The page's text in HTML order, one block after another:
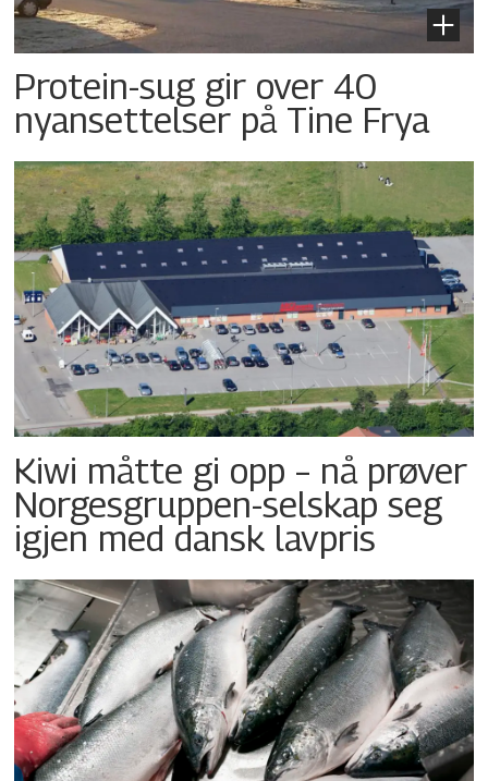
Protein-sug gir over 40
nyansettelser på Tine Frya
Kiwi måtte gi opp – nå prøver
Norgesgruppen-selskap seg
igjen med dansk lavpris